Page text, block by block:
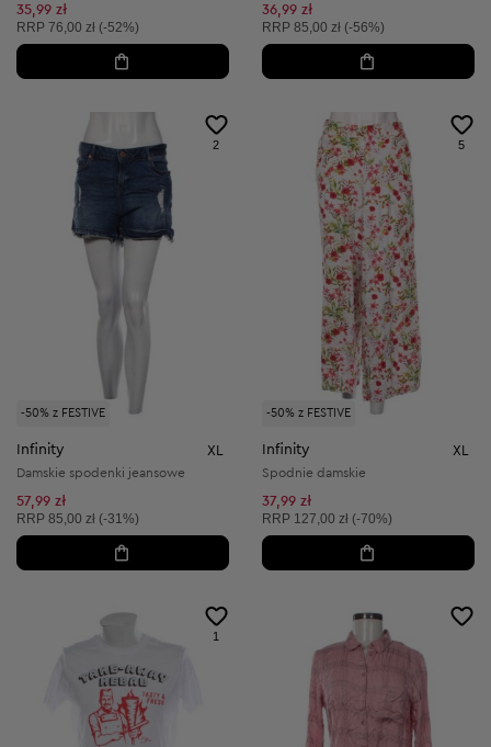
35,99 zł
Cena sugerowana:
RRP 76,00 zł (-52%)
36,99 zł
Cena sugerowana:
RRP 85,00 zł (-56%)
-50% z FESTIVE
2
Infinity XL
Damskie spodenki jeansowe
57,99 zł
Cena sugerowana:
RRP 85,00 zł (-31%)
-50% z FESTIVE
5
Infinity XL
Spodnie damskie
37,99 zł
Cena sugerowana:
RRP 127,00 zł (-70%)
1